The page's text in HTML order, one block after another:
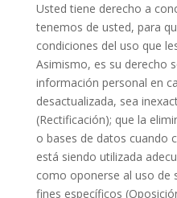
Usted tiene derecho a
tenemos de usted, para
condiciones del uso que
Asimismo, es su derecho
información personal en
desactualizada, sea
(Rectificación); que la
o bases de datos cuando
está siendo utilizada
como oponerse al uso de
fines específicos